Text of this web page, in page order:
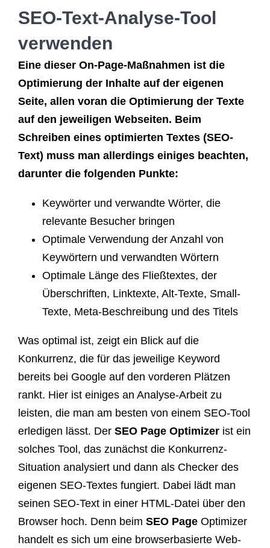
SEO-Text-Analyse-Tool
verwenden
Eine dieser On-Page-Maßnahmen ist die
Optimierung der Inhalte auf der eigenen
Seite, allen voran die Optimierung der Texte
auf den jeweiligen Webseiten. Beim
Schreiben eines optimierten Textes (SEO-
Text) muss man allerdings einiges beachten,
darunter die folgenden Punkte:
Keywörter und verwandte Wörter, die
relevante Besucher bringen
Optimale Verwendung der Anzahl von
Keywörtern und verwandten Wörtern
Optimale Länge des Fließtextes, der
Überschriften, Linktexte, Alt-Texte, Small-
Texte, Meta-Beschreibung und des Titels
Was optimal ist, zeigt ein Blick auf die
Konkurrenz, die für das jeweilige Keyword
bereits bei Google auf den vorderen Plätzen
rankt. Hier ist einiges an Analyse-Arbeit zu
leisten, die man am besten von einem SEO-Tool
erledigen lässt. Der SEO Page Optimizer ist ein
solches Tool, das zunächst die Konkurrenz-
Situation analysiert und dann als Checker des
eigenen SEO-Textes fungiert. Dabei lädt man
seinen SEO-Text in einer HTML-Datei über den
Browser hoch. Denn beim SEO Page Optimizer
handelt es sich um eine browserbasierte Web-